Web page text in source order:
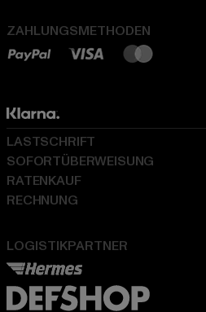
ZAHLUNGSMETHODEN
LOGISTIKPARTNER
LASTSCHRIFT
SOFORTÜBERWEISUNG
RATENKAUF
RECHNUNG